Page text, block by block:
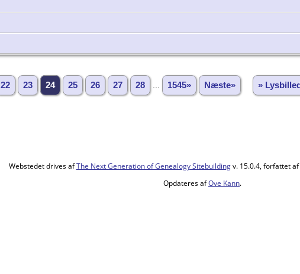
22 23 24 25 26 27 28 1545» Næste» »
Webstedet drives afThe Next Generation of Genealogy Sitebuildingv. 15.0.4, forfattet
Opdateres afOve Kann.